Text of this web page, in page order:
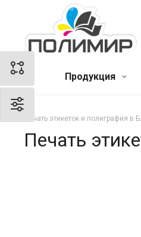
Продукция
Печать этикеток и полиграфия
Печать